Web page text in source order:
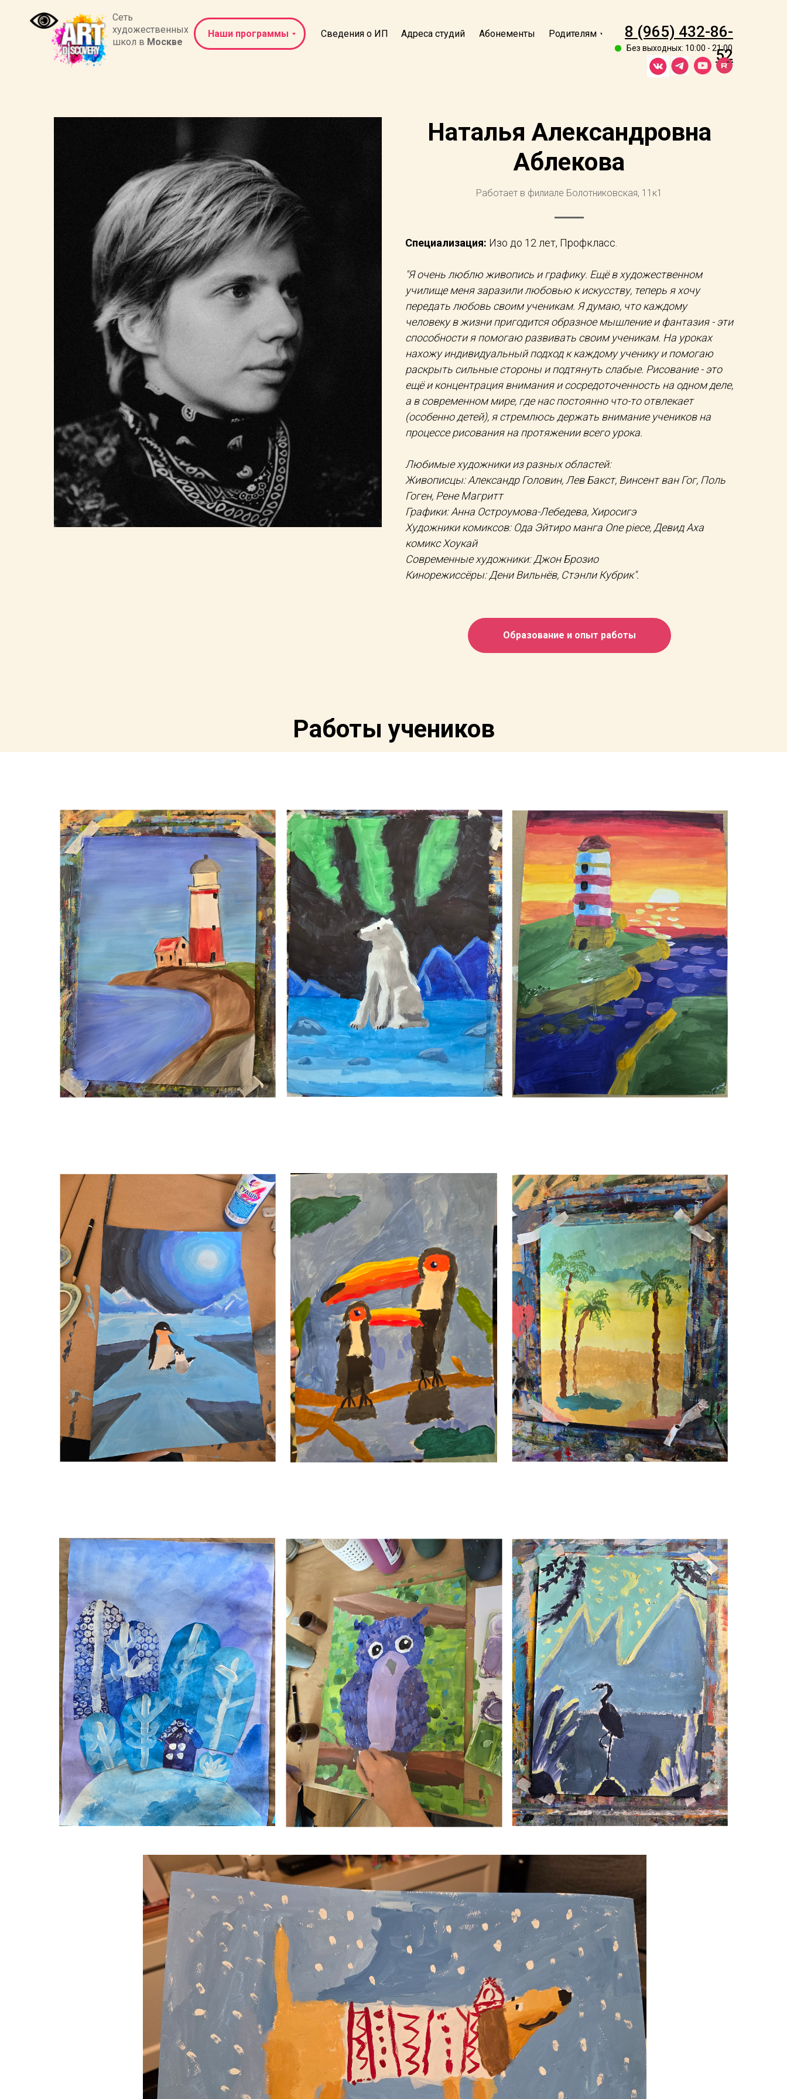
8 (965) 432-86-
52
Без выходных: 10:00 - 21:00
Сеть
художественных
школ в Москве
Адреса студий
Сведения о ИП Абонементы Родителям
Наши программы
Наталья Александровна
Аблекова
Работает в филиале Болотниковская, 11к1
Специализация: Изо до 12 лет, Профкласс.
"Я очень люблю живопись и графику. Ещё в художественном
училище меня заразили любовью к искусству, теперь я хочу
передать любовь своим ученикам. Я думаю, что каждому
человеку в жизни пригодится образное мышление и фантазия - эти
способности я помогаю развивать своим ученикам. На уроках
нахожу индивидуальный подход к каждому ученику и помогаю
раскрыть сильные стороны и подтянуть слабые. Рисование - это
ещё и концентрация внимания и сосредоточенность на одном деле,
а в современном мире, где нас постоянно что-то отвлекает
(особенно детей), я стремлюсь держать внимание учеников на
процессе рисования на протяжении всего урока.
Любимые художники из разных областей:
Живописцы: Александр Головин, Лев Бакст, Винсент ван Гог, Поль
Гоген, Рене Магритт
Графики: Анна Остроумова-Лебедева, Хиросигэ
Художники комиксов: Ода Эйтиро манга One piece, Девид Аха
комикс Хоукай
Современные художники: Джон Брозио
Кинорежиссёры: Дени Вильнёв, Стэнли Кубрик".
Образование и опыт работы
Работы учеников